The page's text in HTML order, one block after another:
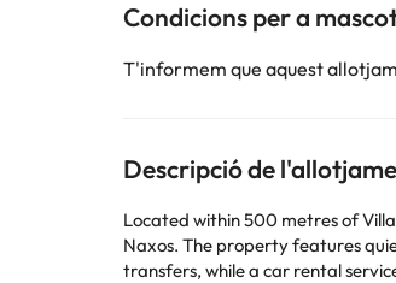
Condicions per a
T'informem que aquest
Descripció de
Located within 500 metres of
Naxos. The property features
transfers, while a car rental service is also available. At the guest house, each unit is fitted with a wardrobe